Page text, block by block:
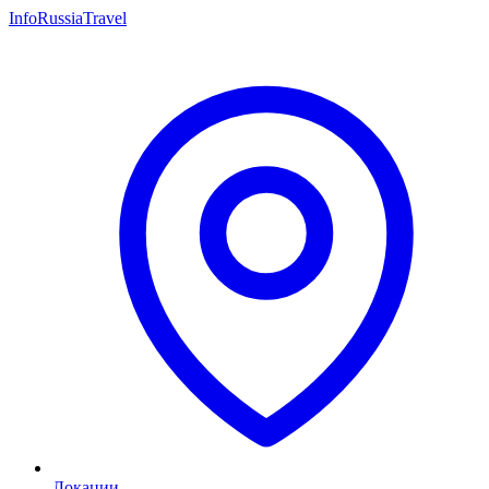
InfoRussiaTravel